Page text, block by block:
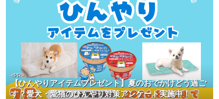
【ひんやりアイテムプレゼント】夏のおでかけどう過ご
す？愛犬・愛猫のひんやり対策アンケート実施中！
<PR>